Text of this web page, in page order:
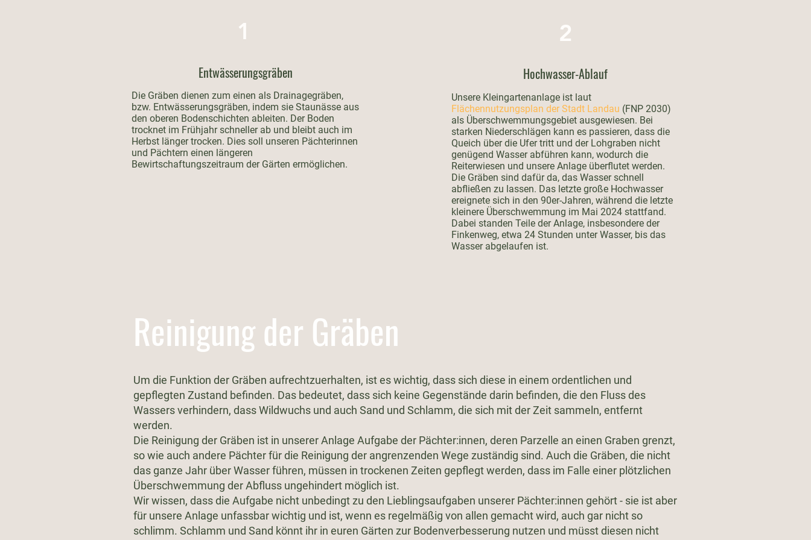
1
Entwässerungsgräben
Die Gräben dienen zum einen als Drainagegräben,
bzw. Entwässerungsgräben, indem sie Staunässe aus
den oberen Bodenschichten ableiten. Der Boden
trocknet im Frühjahr schneller ab und bleibt auch im
Herbst länger trocken. Dies soll unseren Pächterinnen
und Pächtern einen längeren
Bewirtschaftungszeitraum der Gärten ermöglichen.
2
Hochwasser-Ablauf
Unsere Kleingartenanlage ist laut
Flächennutzungsplan der Stadt Landau (FNP 2030)
als Überschwemmungsgebiet ausgewiesen. Bei
starken Niederschlägen kann es passieren, dass die
Queich über die Ufer tritt und der Lohgraben nicht
genügend Wasser abführen kann, wodurch die
Reiterwiesen und unsere Anlage überflutet werden.
Die Gräben sind dafür da, das Wasser schnell
abfließen zu lassen. Das letzte große Hochwasser
ereignete sich in den 90er-Jahren, während die letzte
kleinere Überschwemmung im Mai 2024 stattfand.
Dabei standen Teile der Anlage, insbesondere der
Finkenweg, etwa 24 Stunden unter Wasser, bis das
Wasser abgelaufen ist.
Reinigung der Gräben
Um die Funktion der Gräben aufrechtzuerhalten, ist es wichtig, dass sich diese in einem ordentlichen und
gepflegten Zustand befinden. Das bedeutet, dass sich keine Gegenstände darin befinden, die den Fluss des
Wassers verhindern, dass Wildwuchs und auch Sand und Schlamm, die sich mit der Zeit sammeln, entfernt
werden.
Die Reinigung der Gräben ist in unserer Anlage Aufgabe der Pächter:innen, deren Parzelle an einen Graben grenzt,
so wie auch andere Pächter für die Reinigung der angrenzenden Wege zuständig sind. Auch die Gräben, die nicht
das ganze Jahr über Wasser führen, müssen in trockenen Zeiten gepflegt werden, dass im Falle einer plötzlichen
Überschwemmung der Abfluss ungehindert möglich ist.
Wir wissen, dass die Aufgabe nicht unbedingt zu den Lieblingsaufgaben unserer Pächter:innen gehört - sie ist aber
für unsere Anlage unfassbar wichtig und ist, wenn es regelmäßig von allen gemacht wird, auch gar nicht so
schlimm. Schlamm und Sand könnt ihr in euren Gärten zur Bodenverbesserung nutzen und müsst diesen nicht